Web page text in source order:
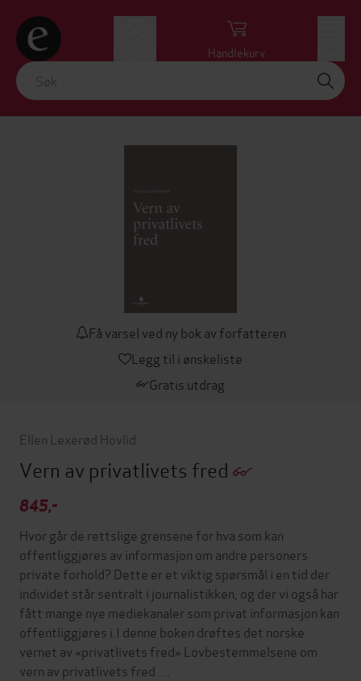
Handlekurv
Få varsel ved ny bok av forfatteren
Legg til i ønskeliste
Gratis utdrag
Ellen Lexerød Hovlid
Vern av privatlivets fred
845,-
Hvor går de rettslige grensene for hva som kan
offentliggjøres av informasjon om andre personers
private forhold? Dette er et viktig spørsmål i en tid der
individet står sentralt i journalistikken, og der vi også har
fått mange nye mediekanaler som privat informasjon kan
offentliggjøres i.I denne boken drøftes det norske
vernet av «privatlivets fred» Lovbestemmelsene om
vern av privatlivets fred …